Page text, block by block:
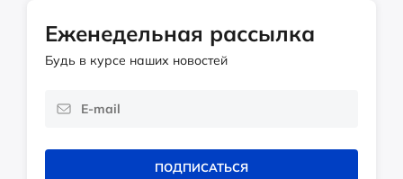
Еженедельная рассылка
Будь в курсе наших новостей
ПОДПИСАТЬСЯ